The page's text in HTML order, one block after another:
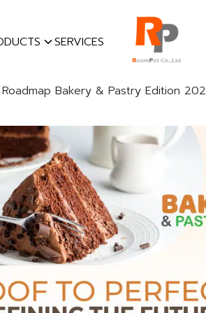
SERVICES
Roadmap Bakery & Pastry Edition